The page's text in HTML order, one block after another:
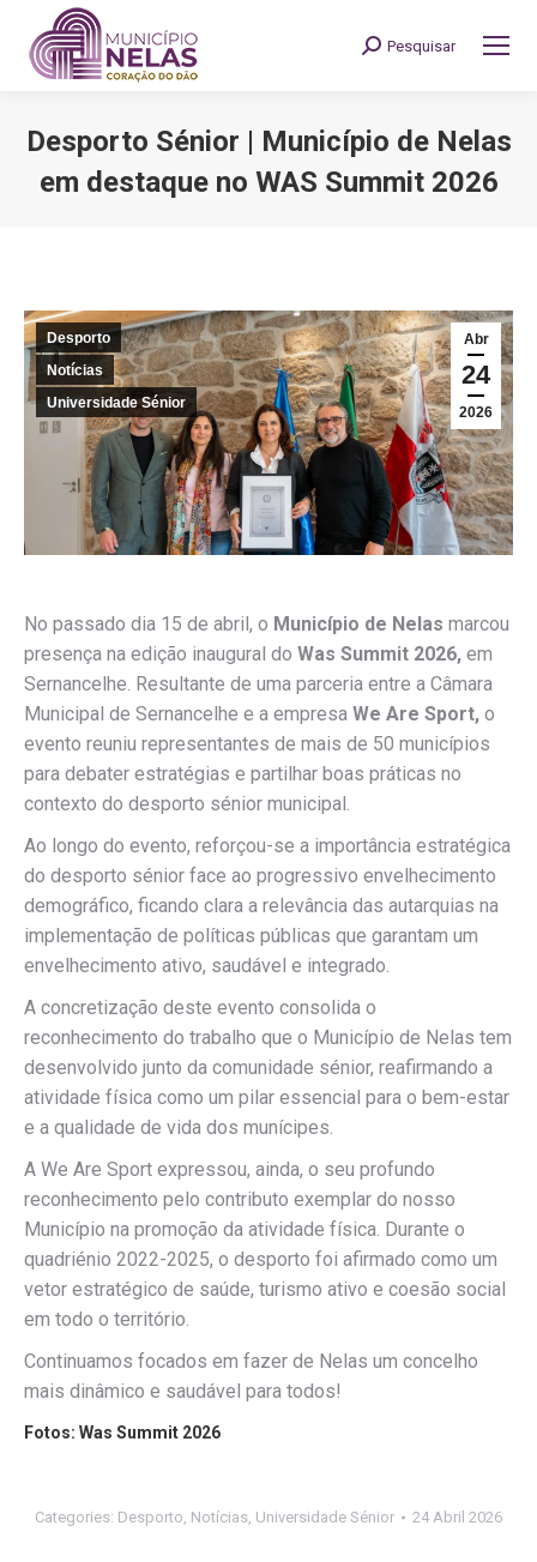
Search:
Pesquisar
Desporto Sénior | Município de Nelas
em destaque no WAS Summit 2026
Abr
24
2026
Desporto
Notícias
Universidade Sénior
No passado dia 15 de abril, o Município de Nelas marcou
presença na edição inaugural do Was Summit 2026, em
Sernancelhe. Resultante de uma parceria entre a Câmara
Municipal de Sernancelhe e a empresa We Are Sport, o
evento reuniu representantes de mais de 50 municípios
para debater estratégias e partilhar boas práticas no
contexto do desporto sénior municipal.
Ao longo do evento, reforçou-se a importância estratégica
do desporto sénior face ao progressivo envelhecimento
demográfico, ficando clara a relevância das autarquias na
implementação de políticas públicas que garantam um
envelhecimento ativo, saudável e integrado.
A concretização deste evento consolida o
reconhecimento do trabalho que o Município de Nelas tem
desenvolvido junto da comunidade sénior, reafirmando a
atividade física como um pilar essencial para o bem-estar
e a qualidade de vida dos munícipes.
A We Are Sport expressou, ainda, o seu profundo
reconhecimento pelo contributo exemplar do nosso
Município na promoção da atividade física. Durante o
quadriénio 2022-2025, o desporto foi afirmado como um
vetor estratégico de saúde, turismo ativo e coesão social
em todo o território.
Continuamos focados em fazer de Nelas um concelho
mais dinâmico e saudável para todos!
Fotos: Was Summit 2026
Categories: Desporto, Notícias, Universidade Sénior 24 Abril 2026